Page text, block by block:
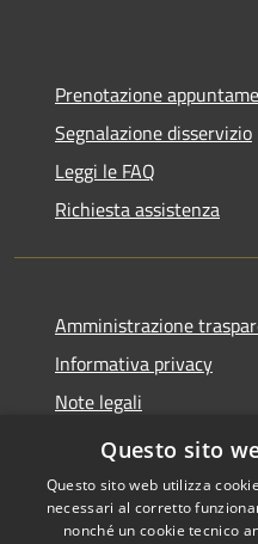
Prenotazione
Segnalazione disservizio
Leggi le FAQ
Richiesta assistenza
Amministrazione
Informativa privacy
Note legali
Dichiarazione di
Questo sito
Questo sito web utilizza
necessari al corretto
nonché un cookie tecnico